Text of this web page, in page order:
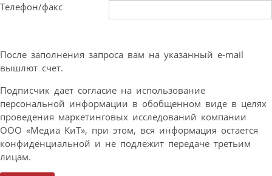
Телефон/факс
После заполнения запроса вам на указанный e-mail
вышлют счет.
Подписчик дает согласие на использование
персональной информации в обобщенном виде в целях
проведения маркетинговых исследований компании
ООО «Медиа КиТ», при этом, вся информация остается
конфиденциальной и не подлежит передаче третьим
лицам.